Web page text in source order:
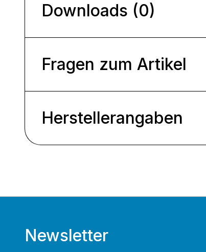
Downloads (0)
Fragen zum Artikel
Herstellerangaben
Newsletter